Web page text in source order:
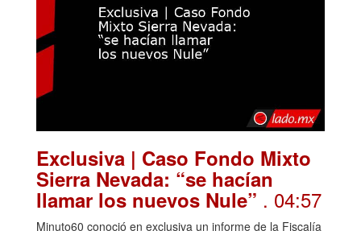
Exclusiva | Caso Fondo Mixto
Sierra Nevada: “se hacían
llamar los nuevos Nule” . 04:57
Minuto60 conoció en exclusiva un informe de la Fiscalía